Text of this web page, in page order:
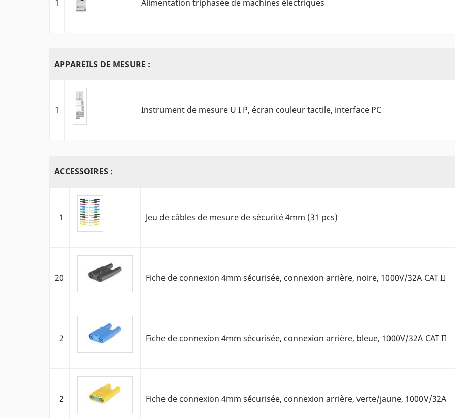
1 Alimentation triphasée de machines électriques
APPAREILS DE MESURE :
1 Instrument de mesure U I P, écran couleur tactile, interface PC
ACCESSOIRES :
1 Jeu de câbles de mesure de sécurité 4mm (31 pcs)
20 Fiche de connexion 4mm sécurisée, connexion arrière, noire, 1000V/32A CAT II
2 Fiche de connexion 4mm sécurisée, connexion arrière, bleue, 1000V/32A CAT II
2 Fiche de connexion 4mm sécurisée, connexion arrière, verte/jaune, 1000V/32A